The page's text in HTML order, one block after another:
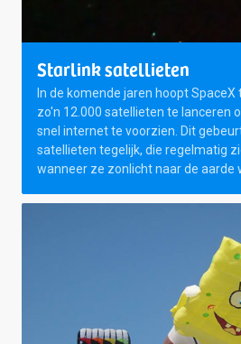
Starlink satellieten
In de komende jaren hoopt
zo'n 12.000 satellieten te lanceren
snel internet te voorzien. Dit
satellieten tegelijk, die regelmatig
wanneer ze zonlicht naar de aarde